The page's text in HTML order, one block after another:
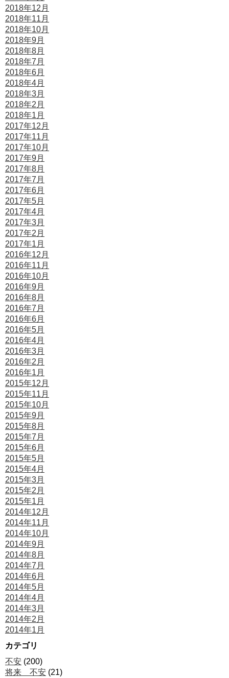
2018年12月
2018年11月
2018年10月
2018年9月
2018年8月
2018年7月
2018年6月
2018年4月
2018年3月
2018年2月
2018年1月
2017年12月
2017年11月
2017年10月
2017年9月
2017年8月
2017年7月
2017年6月
2017年5月
2017年4月
2017年3月
2017年2月
2017年1月
2016年12月
2016年11月
2016年10月
2016年9月
2016年8月
2016年7月
2016年6月
2016年5月
2016年4月
2016年3月
2016年2月
2016年1月
2015年12月
2015年11月
2015年10月
2015年9月
2015年8月
2015年7月
2015年6月
2015年5月
2015年4月
2015年3月
2015年2月
2015年1月
2014年12月
2014年11月
2014年10月
2014年9月
2014年8月
2014年7月
2014年6月
2014年5月
2014年4月
2014年3月
2014年2月
2014年1月
カテゴリ
不安 (200)
将来 不安 (21)